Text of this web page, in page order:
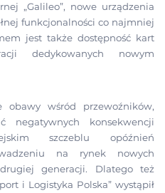
„Galileo”, nowe urządzenia
funkcjonalności co najmniej
jest także dostępność kart
dedykowanych nowym
obawy wśród przewoźników,
konsekwencji
szczeblu opóźnień
na rynek nowych
generacji. Dlatego też
i Logistyka Polska” wystąpił